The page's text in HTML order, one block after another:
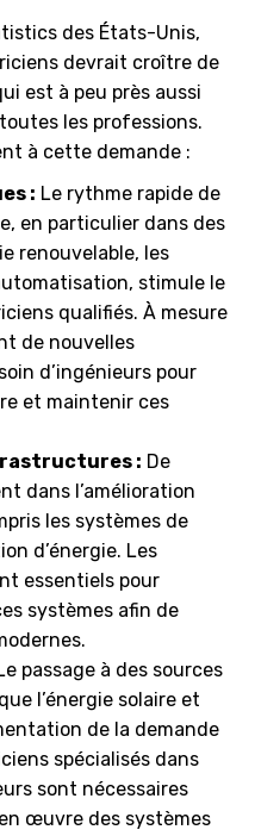
des États-Unis,
devrait croître de
est à peu près aussi
les professions.
à cette demande :
: Le rythme rapide de
en particulier dans des
renouvelable, les
stimule le
qualifiés. À mesure
de nouvelles
d’ingénieurs pour
et maintenir ces
: De
dans l’amélioration
les systèmes de
d’énergie. Les
essentiels pour
systèmes afin de
passage à des sources
l’énergie solaire et
de la demande
spécialisés dans
sont nécessaires
œuvre des systèmes